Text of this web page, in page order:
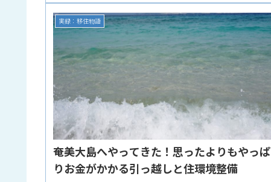
実録：移住物語
奄美大島へやってきた！思ったよりもやっぱ
りお金がかかる引っ越しと住環境整備